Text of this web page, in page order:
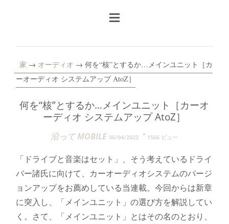
家 → オーディオ → 何を“核”とするか…メインユニット［カ
ーオーディオ システムアップ AtoZ］
何を“核”とするか…メインユニット［カーオ
ーディオ システムアップ AtoZ］
沿って MOBILE 06/04/2022 1566 ビュー
「ドライブと音楽はセット」、そう考えているドライ
バー諸氏に向けて、カーオーディオシステムのバージ
ョンアップをお薦めしている当連載。今回からは新章
に突入し、「メインユニット」の選び方を解説してい
く。さて、「メインユニット」とはその名のとおり、